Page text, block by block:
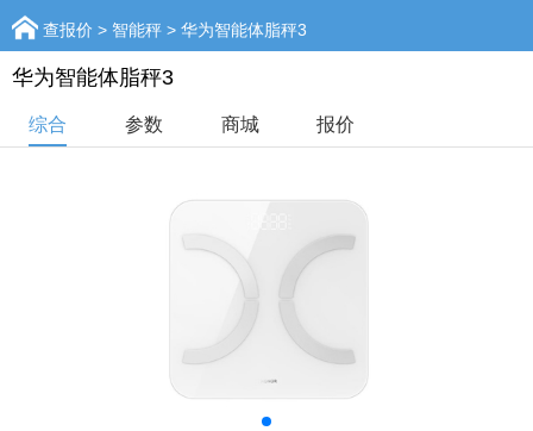
查报价 > 智能秤 > 华为智能体脂秤3
华为智能体脂秤3
综合 参数 商城 报价